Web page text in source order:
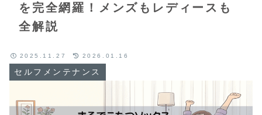
を完全網羅！メンズもレディースも
全解説
セルフメンテナンス
2025.11.27 2026.01.16